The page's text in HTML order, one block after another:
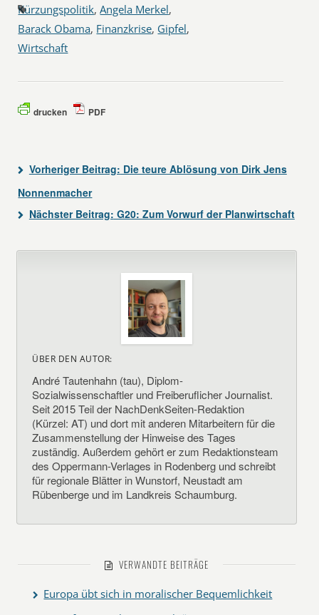
Kürzungspolitik,Angela Merkel,
Barack Obama, Finanzkrise, Gipfel,
Wirtschaft
drucken PDF
Vorheriger Beitrag: Die teure Ablösung von Dirk Jens
Nonnenmacher
Nächster Beitrag: G20: Zum Vorwurf der Planwirtschaft
ÜBER DEN AUTOR:
André Tautenhahn (tau), Diplom-
Sozialwissenschaftler und Freiberuflicher Journalist.
Seit 2015 Teil der NachDenkSeiten-Redaktion
(Kürzel: AT) und dort mit anderen Mitarbeitern für die
Zusammenstellung der Hinweise des Tages
zuständig. Außerdem gehört er zum Redaktionsteam
des Oppermann-Verlages in Rodenberg und schreibt
für regionale Blätter in Wunstorf, Neustadt am
Rübenberge und im Landkreis Schaumburg.
VERWANDTE BEITRÄGE
Europa übt sich in moralischer Bequemlichkeit